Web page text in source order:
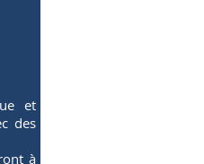
et
des
à